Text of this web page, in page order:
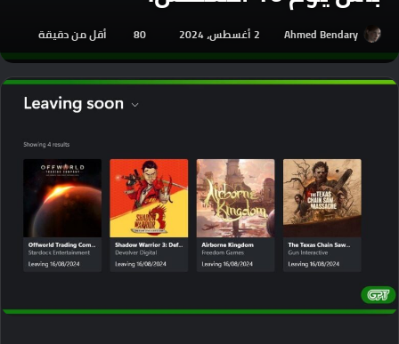
Ahmed Bendary 2 أغسطس، 2024 80 أقل من دقيقة